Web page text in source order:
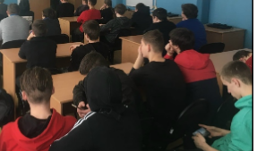
по контролю за оборотом
база вакансий "Работа в
- оплачивайте
услуги